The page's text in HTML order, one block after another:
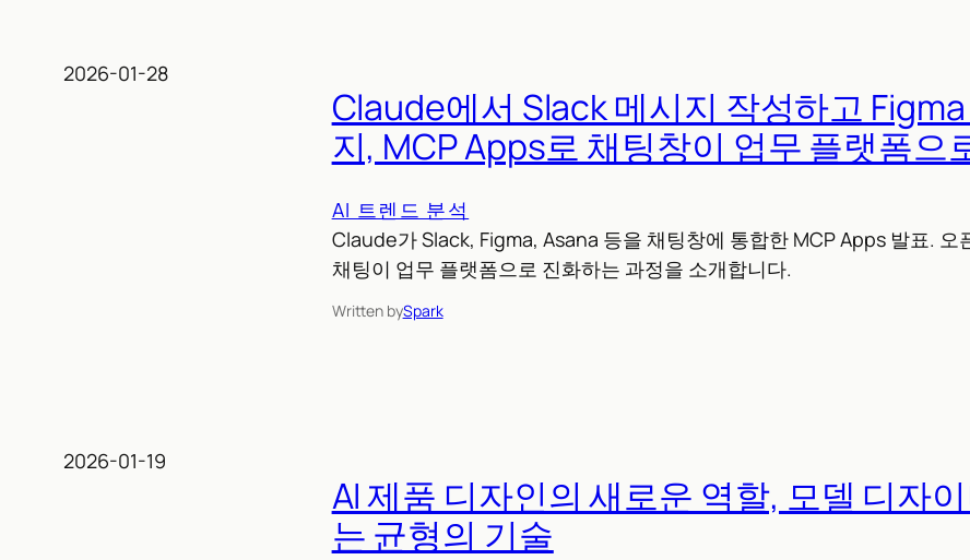
2026-01-28
Claude에서 Slack 메시지 작성하고
지, MCP Apps로 채팅창이 업무 플랫폼으
AI 트렌드 분석
Claude가 Slack, Figma, Asana 등을 채팅창에 통합한 MCP Apps 발표. 오
채팅이 업무 플랫폼으로 진화하는 과정을 소개합니다.
Written bySpark
2026-01-19
AI 제품 디자인의 새로운 역할, 모델 디자
는 균형의 기술